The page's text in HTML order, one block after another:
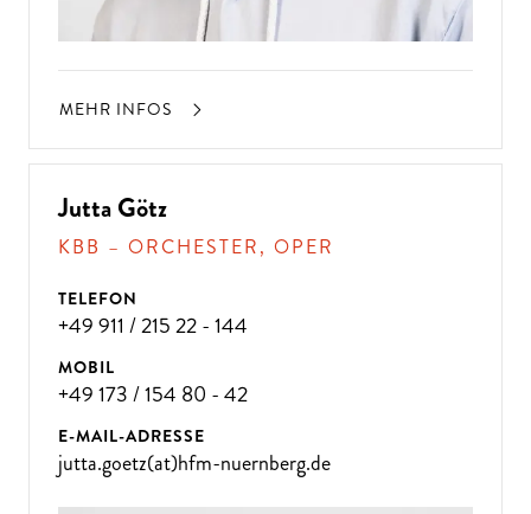
MEHR INFOS
Jutta Götz
KBB – ORCHESTER, OPER
TELEFON
+49 911 / 215 22 - 144
MOBIL
+49 173 / 154 80 - 42
E-MAIL-ADRESSE
jutta.goetz(at)hfm-nuernberg.de